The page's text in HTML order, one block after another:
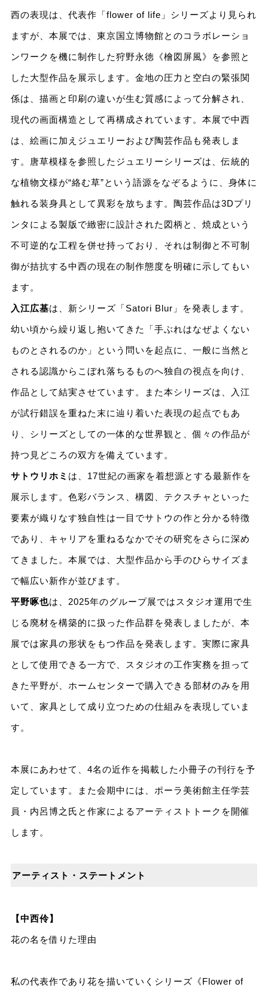
西の表現は、代表作「flower of life」シリーズより見られ
ますが、本展では、東京国立博物館とのコラボレーショ
ンワークを機に制作した狩野永徳《檜図屏風》を参照と
した大型作品を展示します。金地の圧力と空白の緊張関
係は、描画と印刷の違いが生む質感によって分解され、
現代の画面構造として再構成されています。本展で中西
は、絵画に加えジュエリーおよび陶芸作品も発表しま
す。唐草模様を参照したジュエリーシリーズは、伝統的
な植物文様が“絡む草”という語源をなぞるように、身体に
触れる装身具として異彩を放ちます。陶芸作品は3Dプリ
ンタによる製版で緻密に設計された図柄と、焼成という
不可逆的な工程を併せ持っており、それは制御と不可制
御が拮抗する中西の現在の制作態度を明確に示してもい
ます。
入江広基は、新シリーズ「Satori Blur」を発表します。
幼い頃から繰り返し抱いてきた「手ぶれはなぜよくない
ものとされるのか」という問いを起点に、一般に当然と
される認識からこぼれ落ちるものへ独自の視点を向け、
作品として結実させています。また本シリーズは、入江
が試行錯誤を重ねた末に辿り着いた表現の起点でもあ
り、シリーズとしての一体的な世界観と、個々の作品が
持つ見どころの双方を備えています。
サトウリホミ は、17世紀の画家を着想源とする最新作を
展示します。色彩バランス、構図、テクスチャといった
要素が織りなす独自性は一目でサトウの作と分かる特徴
であり、キャリアを重ねるなかでその研究をさらに深め
てきました。本展では、大型作品から手のひらサイズま
で幅広い新作が並びます。
平野啄也は、2025年のグループ展ではスタジオ運用で生
じる廃材を構築的に扱った作品群を発表しましたが、本
展では家具の形状をもつ作品を発表します。実際に家具
として使用できる一方で、スタジオの工作実務を担って
きた平野が、ホームセンターで購入できる部材のみを用
いて、家具として成り立つための仕組みを表現していま
す。
本展にあわせて、4名の近作を掲載した小冊子の刊行を予
定しています。また会期中には、ポーラ美術館主任学芸
員・内呂博之氏と作家によるアーティストトークを開催
します。
アーティスト・ステートメント
【中西伶】
花の名を借りた理由
私の代表作であり花を描いていくシリーズ《Flower of